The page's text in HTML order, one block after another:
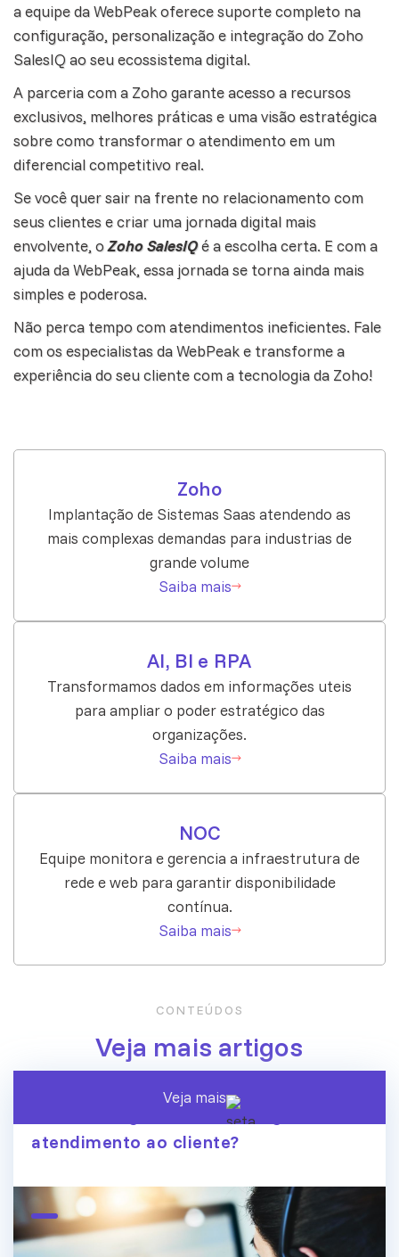
a equipe da WebPeak oferece suporte completo na
configuração, personalização e integração do Zoho
SalesIQ ao seu ecossistema digital.
A parceria com a Zoho garante acesso a recursos
exclusivos, melhores práticas e uma visão estratégica
sobre como transformar o atendimento em um
diferencial competitivo real.
Se você quer sair na frente no relacionamento com
seus clientes e criar uma jornada digital mais
envolvente, oZoho SalesIQé a escolha certa. E com a
ajuda da WebPeak, essa jornada se torna ainda mais
simples e poderosa.
Não perca tempo com atendimentos ineficientes. Fale
com os especialistas da WebPeake transforme a
experiência do seu cliente com a tecnologia da Zoho!
Zoho
Implantação de Sistemas Saas atendendo as
mais complexas demandas para industrias de
grande volume
Saiba mais
AI, BI e RPA
Transformamos dados em informações uteis
para ampliar o poder estratégico das
organizações.
Saiba mais
NOC
Equipe monitora e gerencia a infraestrutura de
rede e web para garantir disponibilidade
contínua.
Saiba mais
CONTEÚDOS
Veja mais artigos
A era dos agentes de IA chegou ao
atendimento ao cliente?
Veja mais